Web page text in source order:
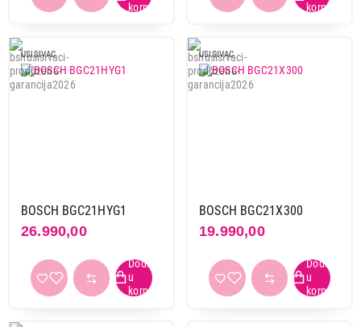
USISIVAC
BOSCH BGC21HYG1
26.990,00
USISIVAC
BOSCH BGC21X300
19.990,00